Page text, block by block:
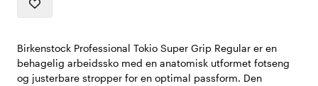
Birkenstock Professional Tokio Super Grip Regular er en
behagelig arbeidssko med en anatomisk utformet fotseng
og justerbare stropper for en optimal passform. Den